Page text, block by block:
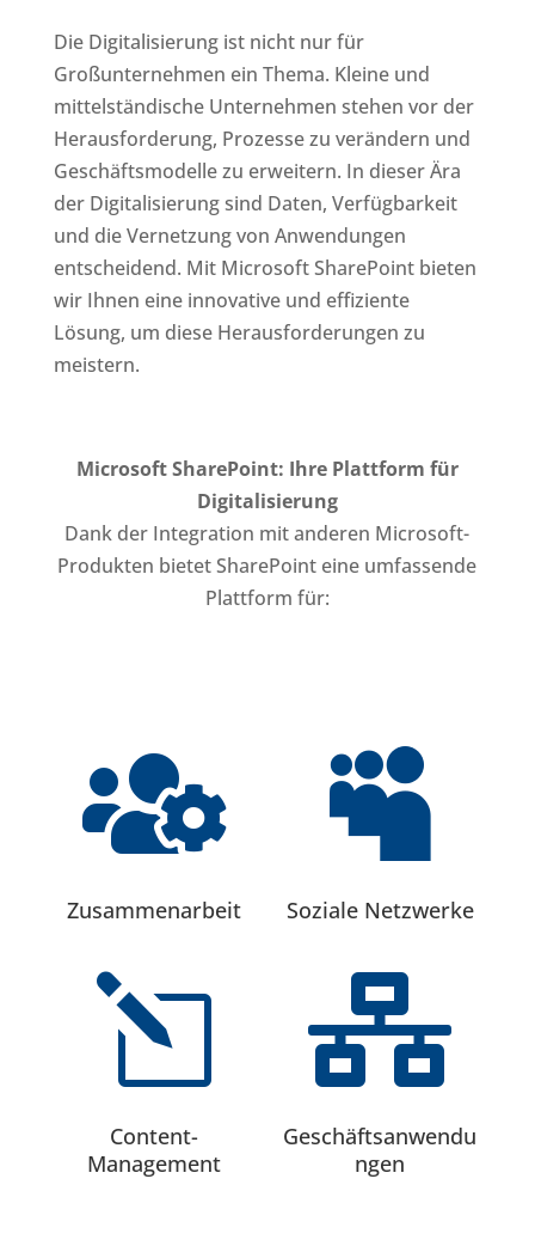
Die Digitalisierung ist nicht nur für
Großunternehmen ein Thema. Kleine und
mittelständische Unternehmen stehen vor der
Herausforderung, Prozesse zu verändern und
Geschäftsmodelle zu erweitern. In dieser Ära
der Digitalisierung sind Daten, Verfügbarkeit
und die Vernetzung von Anwendungen
entscheidend. Mit Microsoft SharePoint bieten
wir Ihnen eine innovative und effiziente
Lösung, um diese Herausforderungen zu
meistern.
Microsoft SharePoint: Ihre Plattform für
Digitalisierung
Dank der Integration mit anderen Microsoft-
Produkten bietet SharePoint eine umfassende
Plattform für:

Zusammenarbeit

Soziale Netzwerke
l
Content-
Management

Geschäftsanwendu
ngen